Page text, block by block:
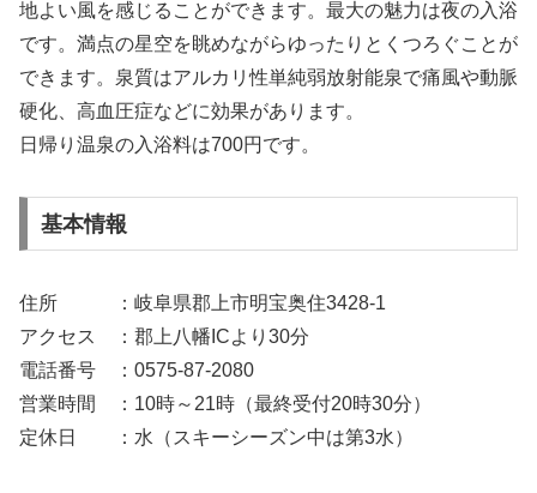
地よい風を感じることができます。最大の魅力は夜の入浴
です。満点の星空を眺めながらゆったりとくつろぐことが
できます。泉質はアルカリ性単純弱放射能泉で痛風や動脈
硬化、高血圧症などに効果があります。
日帰り温泉の入浴料は700円です。
基本情報
住所 ：岐阜県郡上市明宝奥住3428-1
アクセス ：郡上八幡ICより30分
電話番号 ：0575-87-2080
営業時間 ：10時～21時（最終受付20時30分）
定休日 ：水（スキーシーズン中は第3水）